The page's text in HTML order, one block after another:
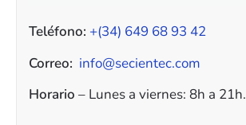
Teléfono: +(34) 649 68 93 42
Correo: info@secientec.com
Horario – Lunes a viernes: 8h a 21h.